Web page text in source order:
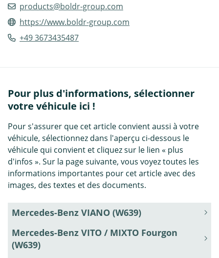
products@boldr-group.com
https://www.boldr-group.com
+49 3673435487
Pour plus d'informations, sélectionner
votre véhicule ici !
Pour s'assurer que cet article convient aussi à votre
véhicule, sélectionnez dans l'aperçu ci-dessous le
véhicule qui convient et cliquez sur le lien « plus
d'infos ». Sur la page suivante, vous voyez toutes les
informations importantes pour cet article avec des
images, des textes et des documents.
Mercedes-Benz VIANO (W639)
Mercedes-Benz VITO / MIXTO Fourgon
(W639)